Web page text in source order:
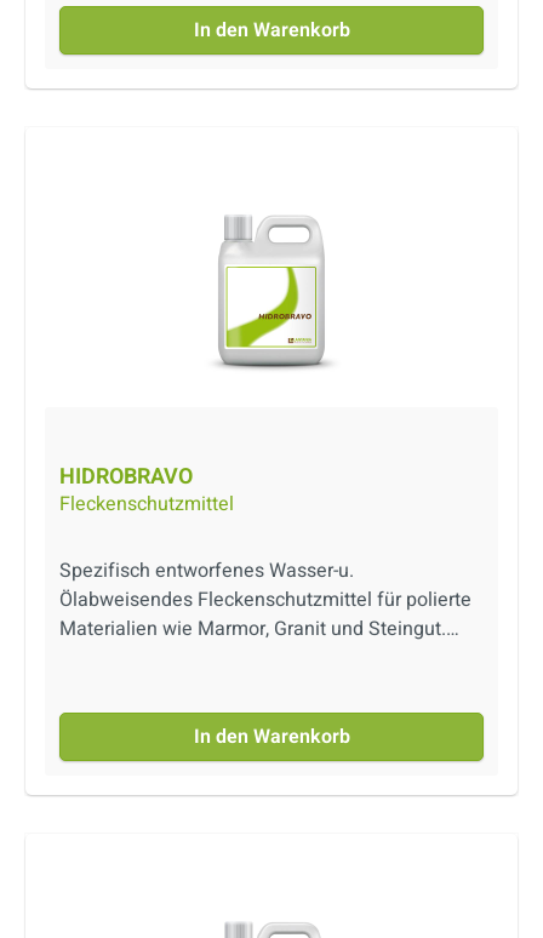
Oberflächen. Produkt auf Wasserbasis.
In den Warenkorb
HIDROBRAVO
Fleckenschutzmittel
Spezifisch entworfenes Wasser-u.
Ölabweisendes Fleckenschutzmittel für polierte
Materialien wie Marmor, Granit und Steingut.
In den Warenkorb